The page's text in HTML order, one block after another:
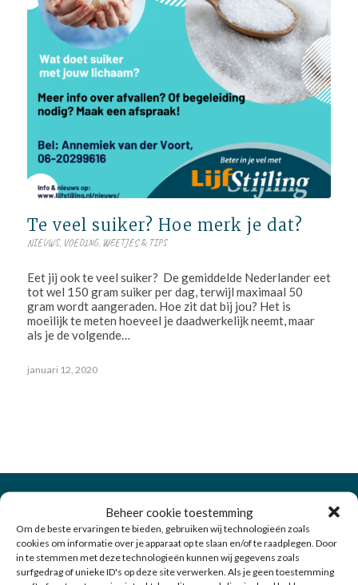
Beheer cookie toestemming
Om de beste ervaringen te bieden, gebruiken wij technologieën zoals
cookies om informatie over je apparaat op te slaan en/of te raadplegen. Door
in te stemmen met deze technologieën kunnen wij gegevens zoals
surfgedrag of unieke ID's op deze site verwerken. Als je geen toestemming
Te veel suiker? Hoe merk je dat?
NIEUWS, VOEDING, WEETJES & TIPS
Eet jij ook te veel suiker? De gemiddelde Nederlander eet
tot wel 150 gram suiker per dag, terwijl maximaal 50
gram wordt aangeraden. Hoe zit dat bij jou? Het is
moeilijk te meten hoeveel je daadwerkelijk neemt, maar
als je de volgende…
januari 12, 2020
Over LijfStijling